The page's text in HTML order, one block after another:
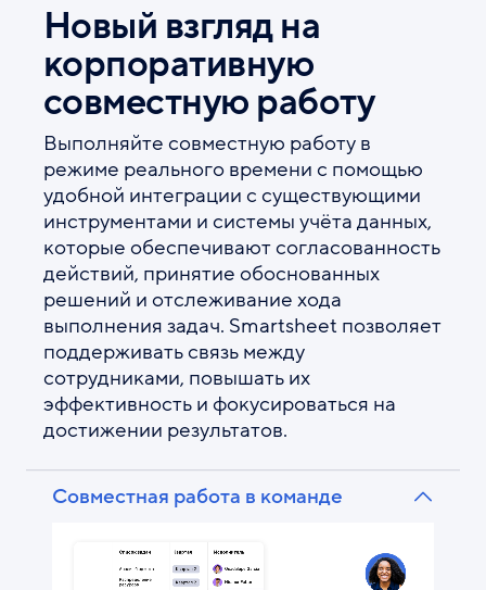
Новый взгляд на
корпоративную
совместную работу
Выполняйте совместную работу в
режиме реального времени с помощью
удобной интеграции с существующими
инструментами и системы учёта данных,
которые обеспечивают согласованность
действий, принятие обоснованных
решений и отслеживание хода
выполнения задач. Smartsheet позволяет
поддерживать связь между
сотрудниками, повышать их
эффективность и фокусироваться на
достижении результатов.
Совместная работа в команде